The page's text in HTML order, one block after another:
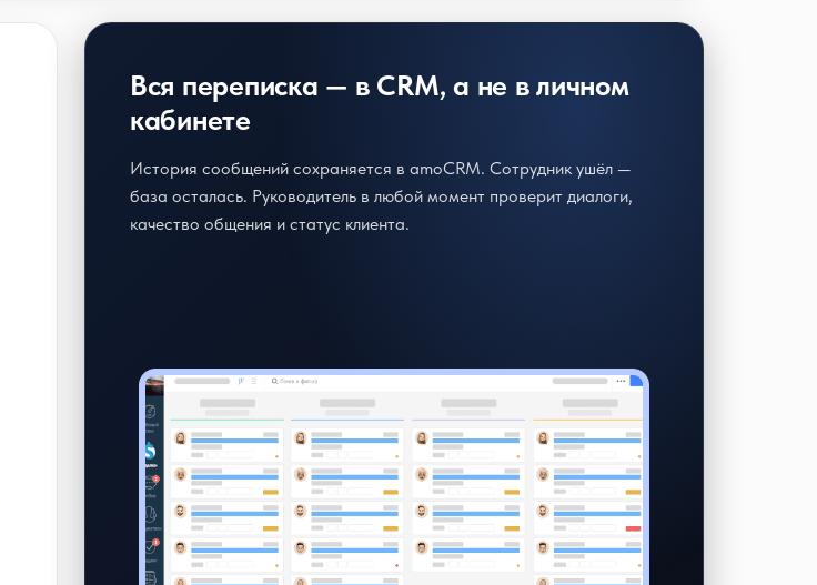
Вся переписка — в CRM, а не в личном
кабинете
История сообщений сохраняется в amoCRM. Сотрудник ушёл —
база осталась. Руководитель в любой момент проверит диалоги,
качество общения и статус клиента.